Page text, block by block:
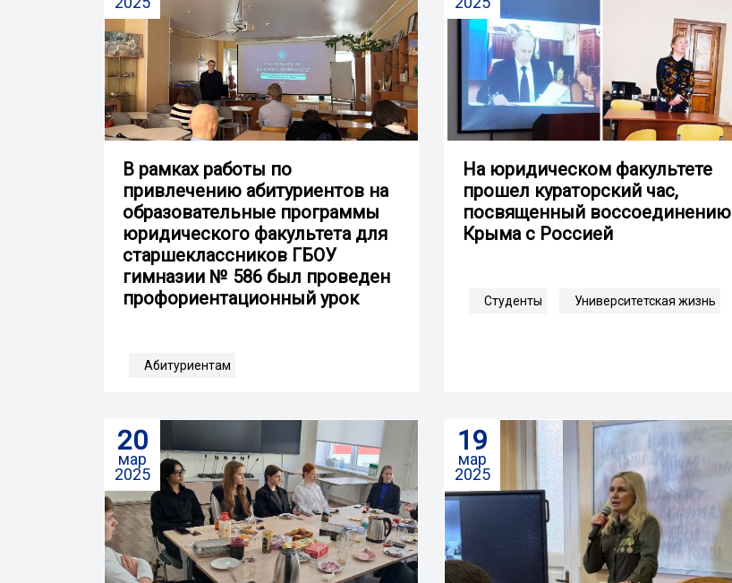
В рамках работы по
привлечению абитуриентов на
образовательные программы
юридического факультета для
старшеклассников ГБОУ
гимназии № 586 был проведен
профориентационный урок
Абитуриентам
На юридическом факультете
прошел кураторский час,
посвященный воссоединению
Крыма с Россией
Студенты Университетская жизнь
20
мар
2025
19
мар
2025